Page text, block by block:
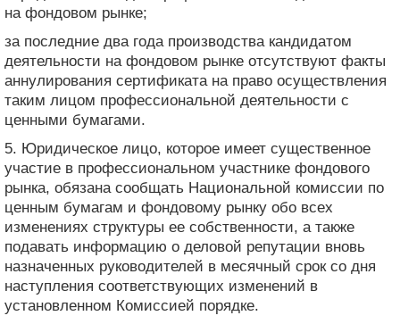
на фондовом рынке;
за последние два года производства кандидатом
деятельности на фондовом рынке отсутствуют факты
аннулирования сертификата на право осуществления
таким лицом профессиональной деятельности с
ценными бумагами.
5. Юридическое лицо, которое имеет существенное
участие в профессиональном участнике фондового
рынка, обязана сообщать Национальной комиссии по
ценным бумагам и фондовому рынку обо всех
изменениях структуры ее собственности, а также
подавать информацию о деловой репутации вновь
назначенных руководителей в месячный срок со дня
наступления соответствующих изменений в
установленном Комиссией порядке.